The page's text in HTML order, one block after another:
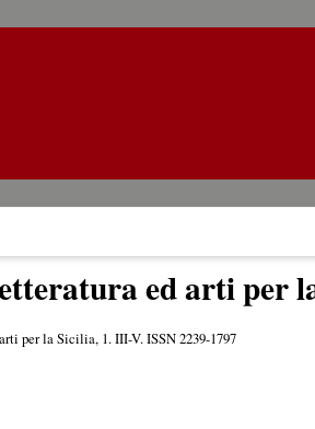
ed arti per
per la Sicilia, 1. III-V. ISSN 2239-1797